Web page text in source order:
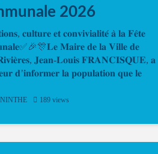
2026
𝐜𝐮𝐥𝐭𝐮𝐫𝐞 𝐞𝐭 𝐜𝐨𝐧𝐯𝐢𝐯𝐢𝐚𝐥𝐢𝐭𝐞́ 𝐚̀ 𝐥𝐚 𝐅𝐞̂𝐭𝐞
𝐌𝐚𝐢𝐫𝐞 𝐝𝐞 𝐥𝐚 𝐕𝐢𝐥𝐥𝐞 𝐝𝐞
𝐉𝐞𝐚𝐧-𝐋𝐨𝐮𝐢𝐬 𝐅𝐑𝐀𝐍𝐂𝐈𝐒𝐐𝐔𝐄, 𝐚
𝐝’𝐢𝐧𝐟𝐨𝐫𝐦𝐞𝐫 𝐥𝐚 𝐩𝐨𝐩𝐮𝐥𝐚𝐭𝐢𝐨𝐧 𝐪𝐮𝐞 𝐥𝐞
189 views